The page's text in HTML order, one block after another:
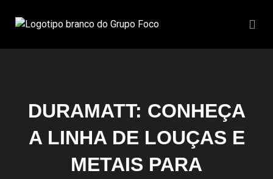
DURAMATT: CONHEÇA
A LINHA DE LOUÇAS E
METAIS PARA